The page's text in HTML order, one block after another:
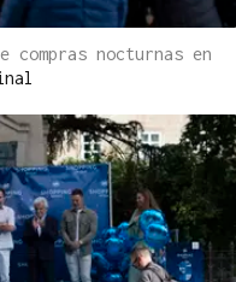
nocturnas en